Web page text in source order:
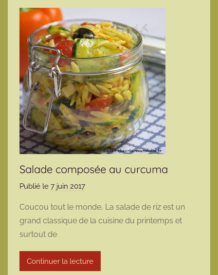
Salade composée au curcuma
Publié le 7 juin 2017
r
m
r
m
Coucou tout le monde, La salade de riz est un
grand classique de la cuisine du printemps et
surtout de
Continuer la lecture